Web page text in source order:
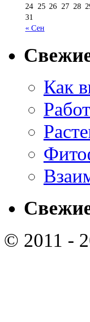
« Сен
24 25 26 27 28
31
Как
© 2011 -